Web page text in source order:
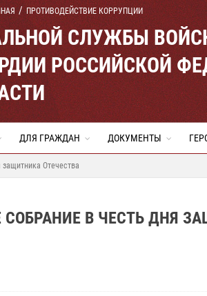
ПРОТИВОДЕЙСТВИЕ КОРРУПЦИИ
СЛУЖБЫ
РОССИЙСКОЙ
ДЛЯ ГРАЖДАН ДОКУМЕНТЫ
Отечества
В ЧЕСТЬ ДНЯ